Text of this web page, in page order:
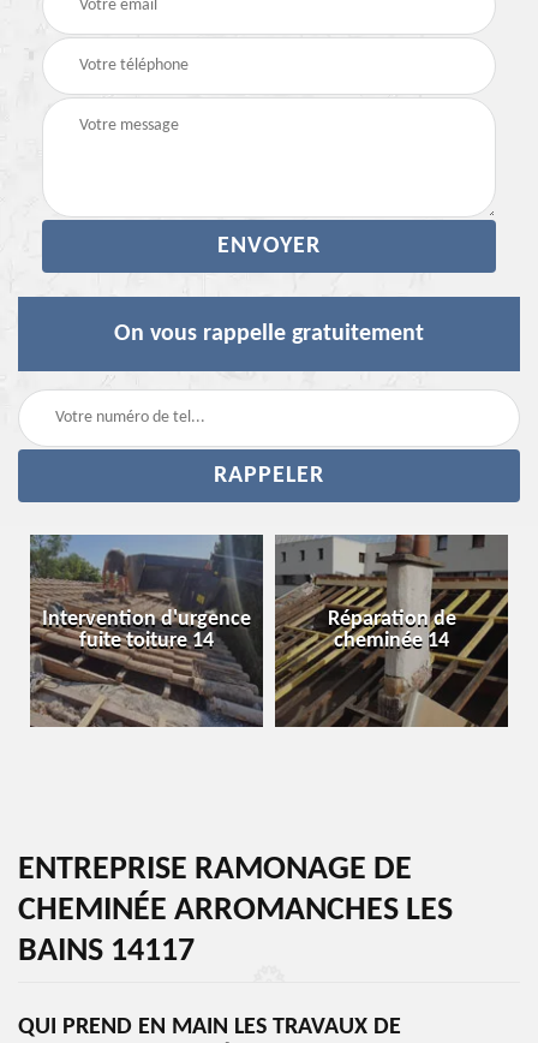
On vous rappelle gratuitement
Intervention d'urgence
fuite toiture 14
Réparation de
cheminée 14
ENTREPRISE RAMONAGE DE
CHEMINÉE ARROMANCHES LES
BAINS 14117
QUI PREND EN MAIN LES TRAVAUX DE